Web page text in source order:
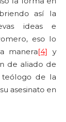
así la
ideas e
eso lo
manera[4]
y
de aliado de
teólogo de la
asesinato en